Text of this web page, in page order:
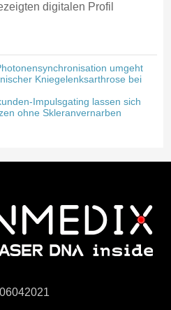
digitalen Profil
umgeht
Kniegelenksarthrose bei
Impulsgating lassen sich
ohne Skleranvernarben